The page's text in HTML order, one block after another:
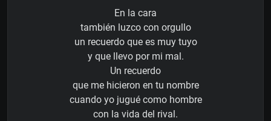
En la cara
también luzco con orgullo
un recuerdo que es muy tuyo
y que llevo por mi mal.
Un recuerdo
que me hicieron en tu nombre
cuando yo jugué como hombre
con la vida del rival.